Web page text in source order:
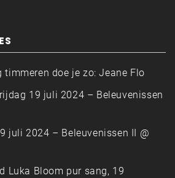
timmeren doe je zo: Jeane Flo
19 juli 2024 – Beleuvenissen
juli 2024 – Beleuvenissen II @
Luka Bloom pur sang, 19